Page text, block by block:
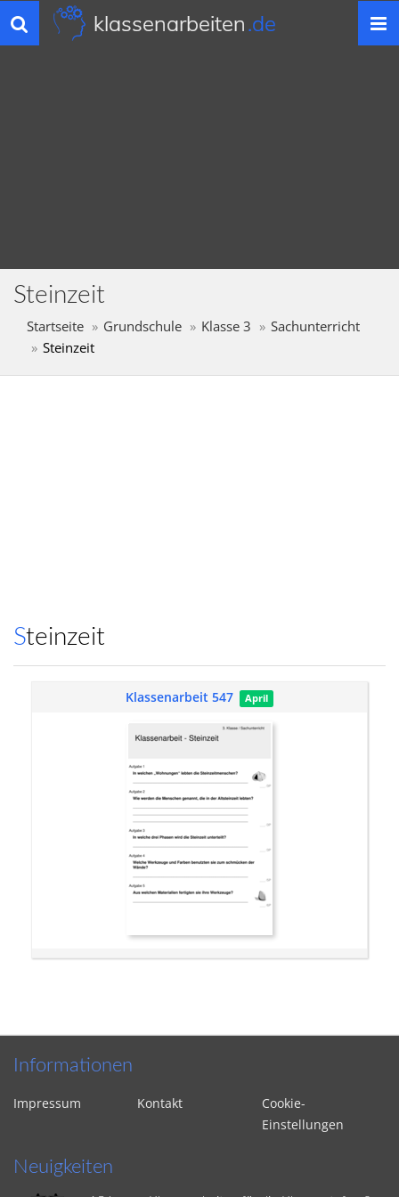
Toggle
navigation
klassenarbeiten.de
Steinzeit
Startseite Grundschule Klasse 3
Sachunterricht
Steinzeit
Steinzeit
Klassenarbeit 547 April
Informationen
Impressum Kontakt
Cookie-
Einstellungen
Neuigkeiten